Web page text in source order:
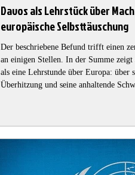
Davos als Lehrstück über
europäische Selbsttäuschung
Der beschriebene Befund trifft einen
an einigen Stellen. In der Summe zeigt
als eine Lehrstunde über Europa: über
Überhitzung und seine anhaltende